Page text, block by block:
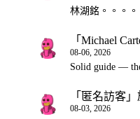
林湖銘。。。。
「 Michael
08-06, 2026
Solid guide —
「 匿名訪客
08-03, 2026